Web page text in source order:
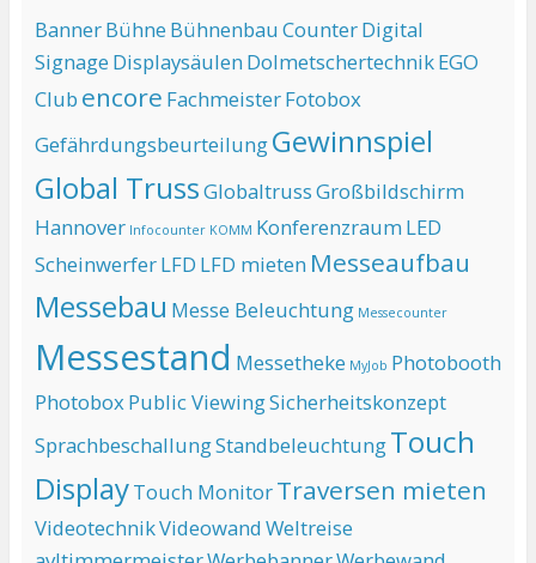
BannerBühne BühnenbauCounterDigital
Signage DisplaysäulenDolmetschertechnikEGO
Club encore FachmeisterFotobox
GefährdungsbeurteilungGewinnspiel
Global TrussGlobaltrussGroßbildschirm
Hannover Infocounter KOMM KonferenzraumLED
ScheinwerferLFD LFD mieten Messeaufbau
Messebau Messe Beleuchtung Messecounter
Messestand Messetheke MyJob Photobooth
PhotoboxPublic ViewingSicherheitskonzept
SprachbeschallungStandbeleuchtungTouch
DisplayTouch MonitorTraversen mieten
VideotechnikVideowandWeltreise